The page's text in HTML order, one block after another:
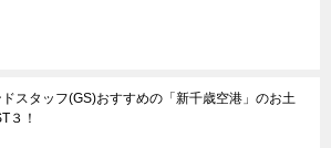
ドスタッフ(GS)おすすめの「新千歳空港」のお土
３！